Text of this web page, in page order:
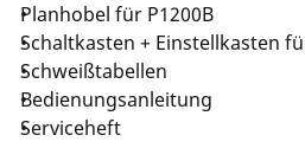
Planhobel für P1200B
Schaltkasten + Einstellkasten
Schweißtabellen
Bedienungsanleitung
Serviceheft